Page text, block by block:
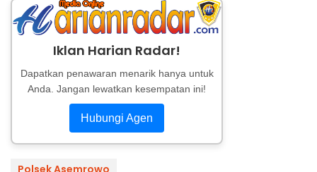
Iklan Harian Radar!
Dapatkan penawaran menarik hanya untuk
Anda. Jangan lewatkan kesempatan ini!
Hubungi Agen
Polsek Asemrowo